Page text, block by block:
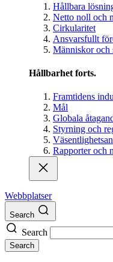
Hållbara
Netto noll och
Cirkularitet
Ansvarsfullt
Människor och
Hållbarhet forts.
Framtidens
Mål
Globala
Styrning och
Rapporter och
Webbplatser
Search
Search
Search